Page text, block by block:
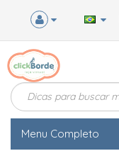
Menu Completo